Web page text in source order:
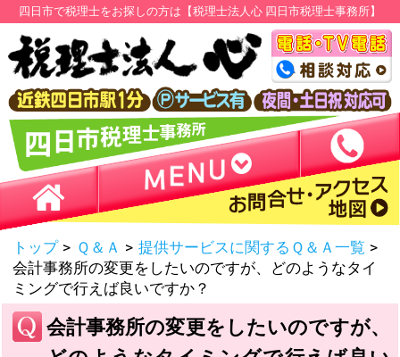
四日市で税理士をお探しの方は【税理士法人心 四日市税理士事務所】
トップ > Ｑ＆Ａ > 提供サービスに関するＱ＆Ａ一覧 >
会計事務所の変更をしたいのですが、どのようなタイ
ミングで行えば良いですか？
会計事務所の変更をしたいのですが、